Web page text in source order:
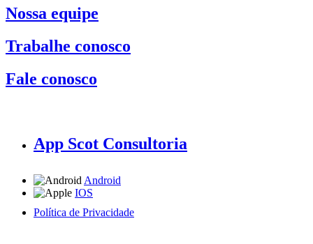
Nossa equipe
Trabalhe conosco
Fale conosco
App Scot Consultoria
Android
IOS
Política de Privacidade